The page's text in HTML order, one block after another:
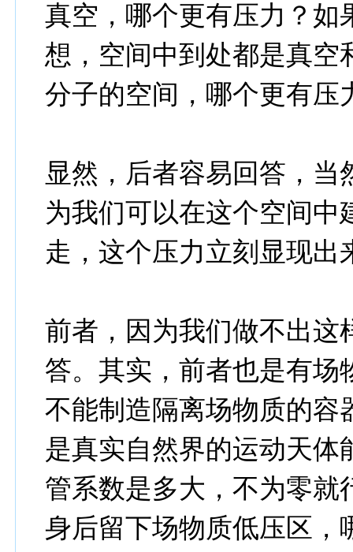
真空，哪个更有压力？如
想，空间中到处都是真空
分子的空间，哪个更有压
显然，后者容易回答，
为我们可以在这个空间中
走，这个压力立刻显现出
前者，因为我们做不出这
答。其实，前者也是有场
不能制造隔离场物质的容
是真实自然界的运动天体
管系数是多大，不为零就
身后留下场物质低压区，